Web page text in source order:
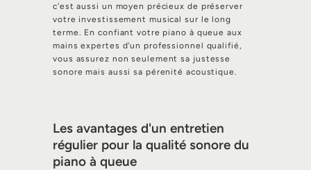
c'est aussi un moyen précieux de préserver
votre investissement musical sur le long
terme. En confiant votre piano à queue aux
mains expertes d'un professionnel qualifié,
vous assurez non seulement sa justesse
sonore mais aussi sa pérenité acoustique.
Les avantages d'un entretien
régulier pour la qualité sonore du
piano à queue